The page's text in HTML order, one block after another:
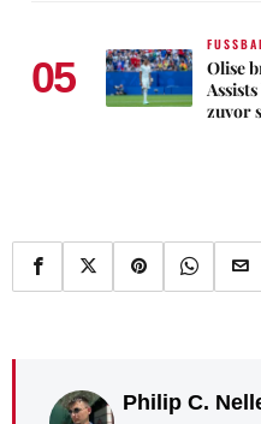
05
Olise
zuvor
Philip C.